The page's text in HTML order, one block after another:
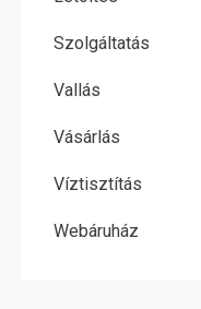
Szolgáltatás
Vallás
Vásárlás
Víztisztítás
Webáruház